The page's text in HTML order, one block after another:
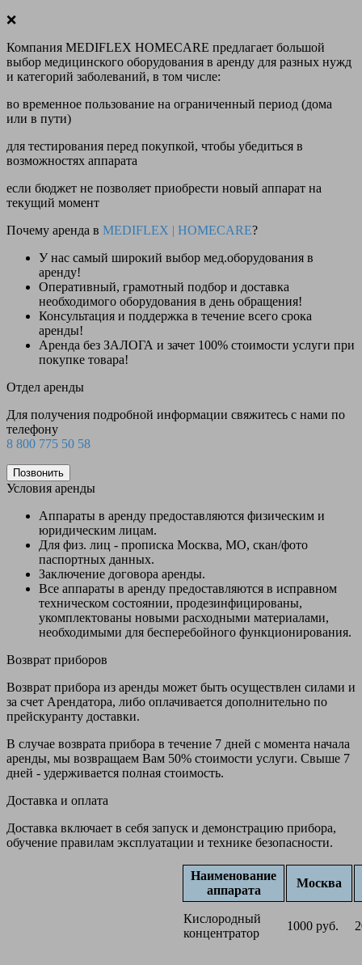
❌
Компания MEDIFLEX HOMECARE предлагает большой
выбор медицинского оборудования в аренду для разных нужд
и категорий заболеваний, в том числе:
во временное пользование на ограниченный период (дома
или в пути)
для тестирования перед покупкой, чтобы убедиться в
возможностях аппарата
если бюджет не позволяет приобрести новый аппарат на
текущий момент
Почему аренда в MEDIFLEX | HOMECARE?
У нас самый широкий выбор мед.оборудования в
аренду!
Оперативный, грамотный подбор и доставка
необходимого оборудования в день обращения!
Консультация и поддержка в течение всего срока
аренды!
Аренда без ЗАЛОГА и зачет 100% стоимости услуги при
покупке товара!
Отдел аренды
Для получения подробной информации свяжитесь с нами по
телефону
8 800 775 50 58
Позвонить
Условия аренды
Аппараты в аренду предоставляются физическим и
юридическим лицам.
Для физ. лиц - прописка Москва, МО, скан/фото
паспортных данных.
Заключение договора аренды.
Все аппараты в аренду предоставляются в исправном
техническом состоянии, продезинфицированы,
укомплектованы новыми расходными материалами,
необходимыми для бесперебойного функционирования.
Возврат приборов
Возврат прибора из аренды может быть осуществлен силами и
за счет Арендатора, либо оплачивается дополнительно по
прейскуранту доставки.
В случае возврата прибора в течение 7 дней с момента начала
аренды, мы возвращаем Вам 50% стоимости услуги. Свыше 7
дней - удерживается полная стоимость.
Доставка и оплата
Доставка включает в себя запуск и демонстрацию прибора,
обучение правилам эксплуатации и технике безопасности.
Наименование
аппарата
Москва
Кислородный
концентратор
1000 руб.